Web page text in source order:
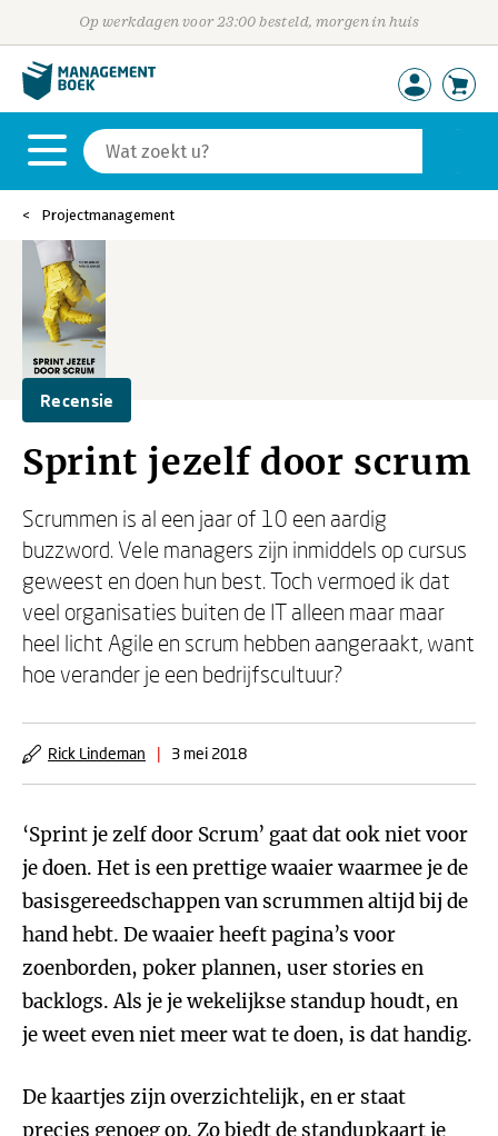
Op werkdagen voor 23:00 besteld, morgen in huis
Projectmanagement
Recensie
Sprint jezelf door scrum
Scrummen is al een jaar of 10 een aardig
buzzword. Vele managers zijn inmiddels op cursus
geweest en doen hun best. Toch vermoed ik dat
veel organisaties buiten de IT alleen maar maar
heel licht Agile en scrum hebben aangeraakt, want
hoe verander je een bedrijfscultuur?
Rick Lindeman | 3 mei 2018
‘Sprint je zelf door Scrum’ gaat dat ook niet voor
je doen. Het is een prettige waaier waarmee je de
basisgereedschappen van scrummen altijd bij de
hand hebt. De waaier heeft pagina’s voor
zoenborden, poker plannen, user stories en
backlogs. Als je je wekelijkse standup houdt, en
je weet even niet meer wat te doen, is dat handig.
De kaartjes zijn overzichtelijk, en er staat
precies genoeg op. Zo biedt de standupkaart je